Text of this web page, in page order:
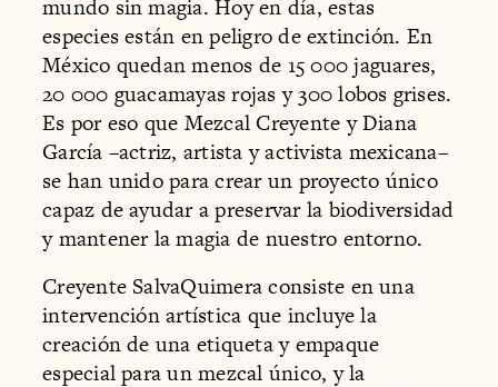
mundo sin magia. Hoy en día, estas
especies están en peligro de extinción. En
México quedan menos de 15 000 jaguares,
20 000 guacamayas rojas y 300 lobos grises.
Es por eso que Mezcal Creyente y Diana
García –actriz, artista y activista mexicana–
se han unido para crear un proyecto único
capaz de ayudar a preservar la biodiversidad
y mantener la magia de nuestro entorno.
Creyente SalvaQuimera consiste en una
intervención artística que incluye la
creación de una etiqueta y empaque
especial para un mezcal único, y la